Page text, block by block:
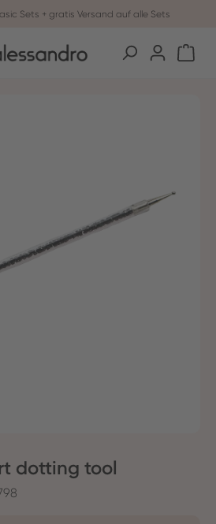
Sets + gratis Versand auf alle Sets
auf dem Merkzettel
dotting tool